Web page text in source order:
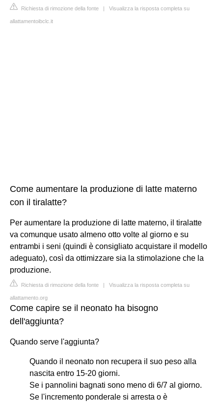
Richiesta di rimozione della fonte | Visualizza la risposta completa su
allattamentoibclc.it
Come aumentare la produzione di latte materno
con il tiralatte?
Per aumentare la produzione di latte materno, il tiralatte
va comunque usato almeno otto volte al giorno e su
entrambi i seni (quindi è consigliato acquistare il modello
adeguato), così da ottimizzare sia la stimolazione che la
produzione.
Richiesta di rimozione della fonte | Visualizza la risposta completa su
allattamento.org
Come capire se il neonato ha bisogno
dell'aggiunta?
Quando serve l'aggiunta?
Quando il neonato non recupera il suo peso alla
nascita entro 15-20 giorni.
Se i pannolini bagnati sono meno di 6/7 al giorno.
Se l'incremento ponderale si arresta o è